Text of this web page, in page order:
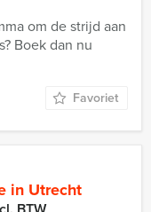
om de strijd aan
Boek dan nu
Favoriet
in Utrecht